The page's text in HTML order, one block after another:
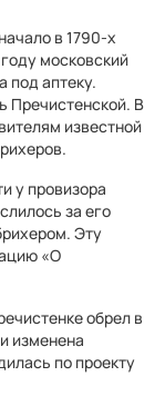
в 1790-х
московский
под аптеку.
Пречистенской. В
известной
у провизора
за его
Эту
«О
обрел в
изменена
по проекту